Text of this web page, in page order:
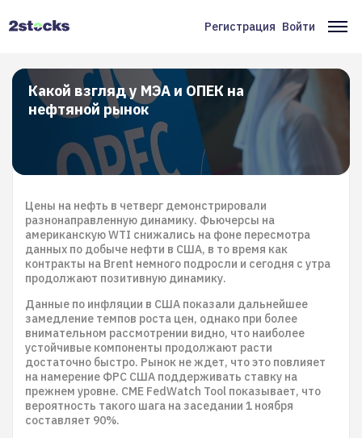
Меню
учётной
записи
пользователя
Регистрация Войти
Какой взгляд у МЭА и ОПЕК на
нефтяной рынок
Цены на нефть в четверг демонстрировали
разнонаправленную динамику. Фьючерсы на
американскую WTI снижались на фоне пересмотра
данных по добыче нефти в США, в то время как
контракты на Brent немного подросли и сегодня с утра
продолжают позитивную динамику.
Данные по инфляции в США показали дальнейшее
замедление темпов роста цен, однако при более
внимательном рассмотрении видно, что наиболее
устойчивые компоненты продолжают расти
достаточно быстро. Рынок не ждет, что это повлияет
на намерение ФРС США поддерживать ставку на
прежнем уровне. CME FedWatch Tool показывает, что
вероятность такого шага на заседании 1 ноября
составляет 90%.